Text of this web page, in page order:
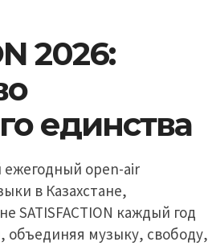
2026:
единства
ежегодный open-air
в Казахстане,
SATISFACTION каждый год
объединяя музыку, свободу,